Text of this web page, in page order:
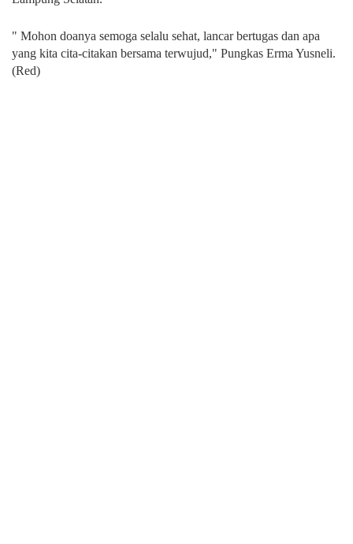
" Mohon doanya semoga selalu sehat, lancar bertugas dan apa
yang kita cita-citakan bersama terwujud," Pungkas Erma Yusneli.
(Red)